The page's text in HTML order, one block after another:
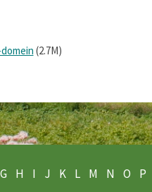
(2.7M)
G H I J K L M N O P